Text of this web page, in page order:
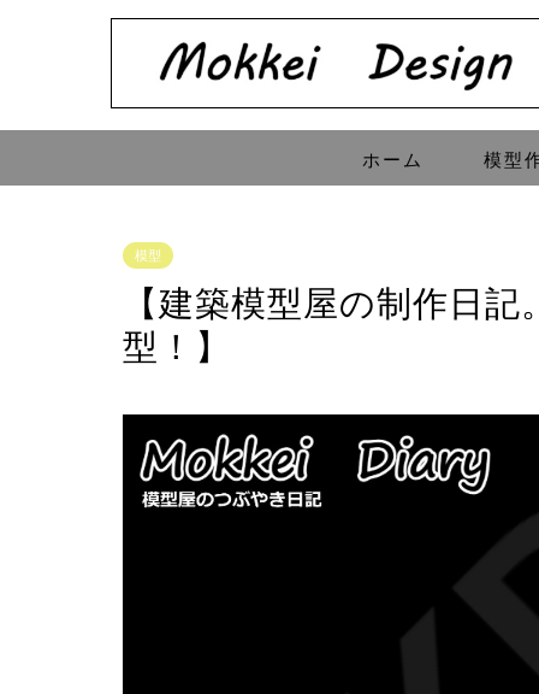
ホーム 模型
模型
【建築模型屋の制作日
型！】